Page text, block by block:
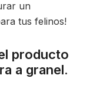
un
tus felinos!
producto
a granel.